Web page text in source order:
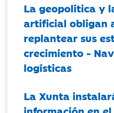
La geopolítica y
artificial obligan
replantear sus
crecimiento -
logísticas
La Xunta